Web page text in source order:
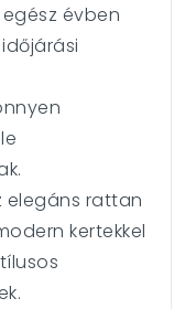
évben
elegáns rattan
kertekkel